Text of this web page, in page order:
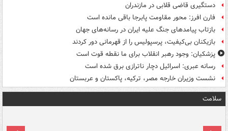
دستگیری قاضی قلابی در مازندران
فارن افرز: محور مقاومت پابرجا باقی مانده است
بازتاب پیامدهای جنگ علیه ایران در رسانه‌های جهان
بازیکنان بی‌کیفیت، پرسپولیس را از قهرمانی دور کردند
پزشکیان: وجود رهبر انقلاب برای ما نقطه قوت است
رسانه عبری: اسرائیل دچار ناترازی برق شده است
نشست وزیران خارجه مصر، ترکیه، پاکستان و عربستان
سلامت